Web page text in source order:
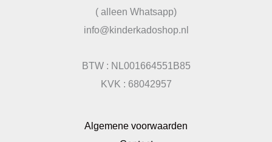
( alleen Whatsapp)
info@kinderkadoshop.nl
BTW : NL001664551B85
KVK : 68042957
Algemene voorwaarden